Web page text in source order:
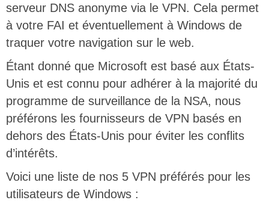
serveur DNS anonyme via le VPN. Cela permet
à votre FAI et éventuellement à Windows de
traquer votre navigation sur le web.
Étant donné que Microsoft est basé aux États-
Unis et est connu pour adhérer à la majorité du
programme de surveillance de la NSA, nous
préférons les fournisseurs de VPN basés en
dehors des États-Unis pour éviter les conflits
d’intérêts.
Voici une liste de nos 5 VPN préférés pour les
utilisateurs de Windows :